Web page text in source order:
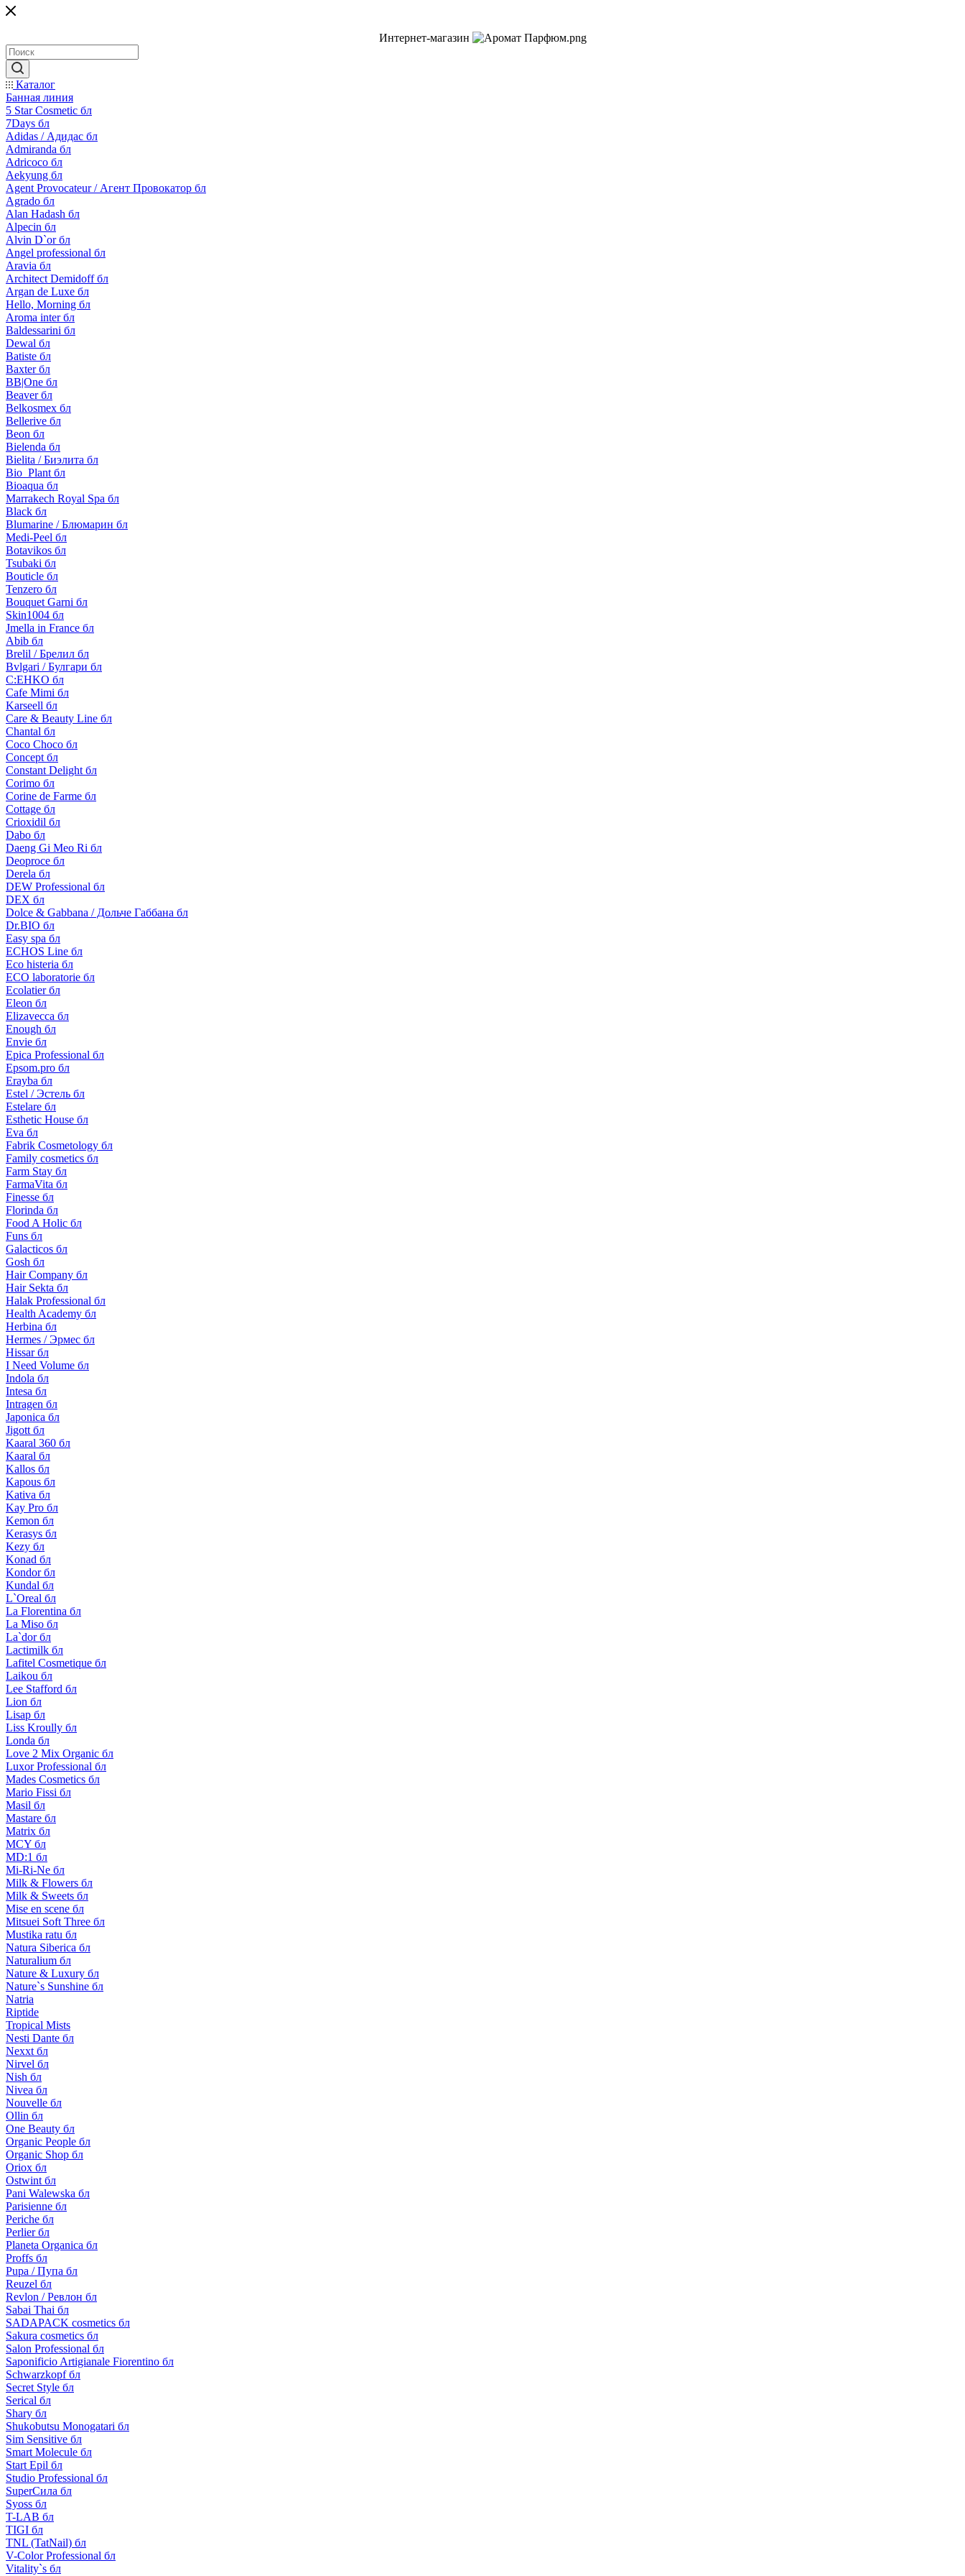
Интернет-магазин
Каталог
Банная линия
5 Star Cosmetic бл
7Days бл
Adidas / Адидас бл
Admiranda бл
Adricoco бл
Aekyung бл
Agent Provocateur / Агент Провокатор бл
Agrado бл
Alan Hadash бл
Alpecin бл
Alvin D`or бл
Angel professional бл
Aravia бл
Architect Demidoff бл
Argan de Luxe бл
Hello, Morning бл
Aroma inter бл
Baldessarini бл
Dewal бл
Batiste бл
Baxter бл
BB|One бл
Beaver бл
Belkosmex бл
Bellerive бл
Beon бл
Bielenda бл
Bielita / Биэлита бл
Bio_Plant бл
Bioaqua бл
Marrakech Royal Spa бл
Black бл
Blumarine / Блюмарин бл
Medi-Peel бл
Botavikos бл
Tsubaki бл
Bouticle бл
Tenzero бл
Bouquet Garni бл
Skin1004 бл
Jmella in France бл
Abib бл
Brelil / Брелил бл
Bvlgari / Булгари бл
C:EHKO бл
Cafe Mimi бл
Karseell бл
Care & Beauty Line бл
Chantal бл
Coco Choco бл
Concept бл
Constant Delight бл
Corimo бл
Corine de Farme бл
Cottage бл
Crioxidil бл
Dabo бл
Daeng Gi Meo Ri бл
Deoproce бл
Derela бл
DEW Professional бл
DEX бл
Dolce & Gabbana / Дольче Габбана бл
Dr.BIO бл
Easy spa бл
ECHOS Line бл
Eco histeria бл
ECO laboratorie бл
Ecolatier бл
Eleon бл
Elizavecca бл
Enough бл
Envie бл
Epica Professional бл
Epsom.pro бл
Erayba бл
Estel / Эстель бл
Estelare бл
Esthetic House бл
Eva бл
Fabrik Cosmetology бл
Family cosmetics бл
Farm Stay бл
FarmaVita бл
Finesse бл
Florinda бл
Food A Holic бл
Funs бл
Galacticos бл
Gosh бл
Hair Company бл
Hair Sekta бл
Halak Professional бл
Health Academy бл
Herbina бл
Hermes / Эрмес бл
Hissar бл
I Need Volume бл
Indola бл
Intesa бл
Intragen бл
Japonica бл
Jigott бл
Kaaral 360 бл
Kaaral бл
Kallos бл
Kapous бл
Kativa бл
Kay Pro бл
Kemon бл
Kerasys бл
Kezy бл
Konad бл
Kondor бл
Kundal бл
L`Oreal бл
La Florentina бл
La Miso бл
La`dor бл
Lactimilk бл
Lafitel Cosmetique бл
Laikou бл
Lee Stafford бл
Lion бл
Lisap бл
Liss Kroully бл
Londa бл
Love 2 Mix Organic бл
Luxor Professional бл
Mades Cosmetics бл
Mario Fissi бл
Masil бл
Mastare бл
Matrix бл
MCY бл
MD:1 бл
Mi-Ri-Ne бл
Milk & Flowers бл
Milk & Sweets бл
Mise en scene бл
Mitsuei Soft Three бл
Mustika ratu бл
Natura Siberica бл
Naturalium бл
Nature & Luxury бл
Nature`s Sunshine бл
Natria
Riptide
Tropical Mists
Nesti Dante бл
Nexxt бл
Nirvel бл
Nish бл
Nivea бл
Nouvelle бл
Ollin бл
One Beauty бл
Organic People бл
Organic Shop бл
Oriox бл
Ostwint бл
Pani Walewska бл
Parisienne бл
Periche бл
Perlier бл
Planeta Organica бл
Proffs бл
Pupa / Пупа бл
Reuzel бл
Revlon / Ревлон бл
Sabai Thai бл
SADAPACK cosmetics бл
Sakura cosmetics бл
Salon Professional бл
Saponificio Artigianale Fiorentino бл
Schwarzkopf бл
Secret Style бл
Serical бл
Shary бл
Shukobutsu Monogatari бл
Sim Sensitive бл
Smart Molecule бл
Start Epil бл
Studio Professional бл
SuperСила бл
Syoss бл
T-LAB бл
TIGI бл
TNL (TatNail) бл
V-Color Professional бл
Vitality`s бл